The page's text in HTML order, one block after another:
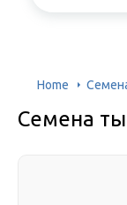
Home
Семена